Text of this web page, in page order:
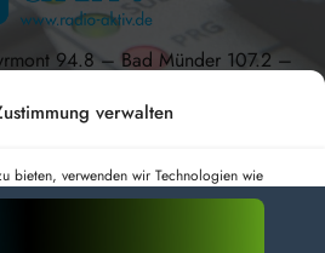
verwalten
bieten, verwenden wir Technologien wie
zu speichern und/oder darauf zuzugreifen.
94.8 – Bad Münder 107.2 –
DAB+ 9C
aktiv e.V.